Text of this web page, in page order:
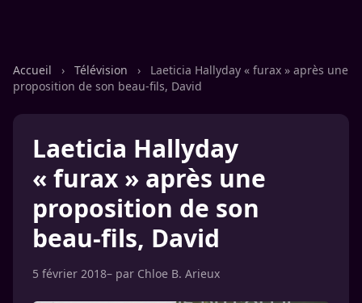
Accueil › Télévision ›
Laeticia Hallyday « furax » après une
proposition de son beau-fils, David
Laeticia Hallyday
« furax » après une
proposition de son
beau-fils, David
5 février 2018– par Chloe B. Arieux